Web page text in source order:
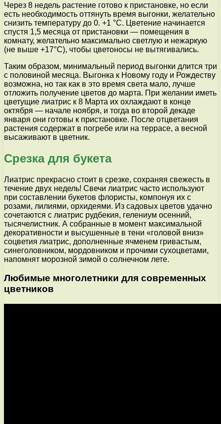
Через 8 недель растение готово к пристановке, но если
есть необходимость оттянуть время выгонки, желательно
снизить температуру до 0. +1 °С. Цветение начинается
спустя 1,5 месяца от пристановки — помещения в
комнату, желательно максимально светлую и нежаркую
(не выше +17°С), чтобы цветоносы не вытягивались.
Таким образом, минимальный период выгонки длится три
с половиной месяца. Выгонка к Новому году и Рождеству
возможна, но так как в это время света мало, лучше
отложить получение цветов до марта. При желании иметь
цветущие лиатрис к 8 Марта их охлаждают в конце
октября — начале ноября, и тогда во второй декаде
января они готовы к пристановке. После отцветания
растения содержат в погребе или на террасе, а весной
высаживают в цветник.
Срезка для букета
Лиатрис прекрасно стоит в срезке, сохраняя свежесть в
течение двух недель! Свечи лиатрис часто используют
при составлении букетов флористы, компонуя их с
розами, лилиями, орхидеями. Из садовых цветов удачно
сочетаются с лиатрис рудбекия, гелениум осенний,
тысячелистник. А собранные в момент максимальной
декоративности и высушенные в тени «головой вниз»
соцветия лиатрис, дополненные ячменем гривастым,
синеголовником, мордовником и прочими сухоцветами,
напомнят морозной зимой о солнечном лете.
Любимые многолетники для современных
цветников